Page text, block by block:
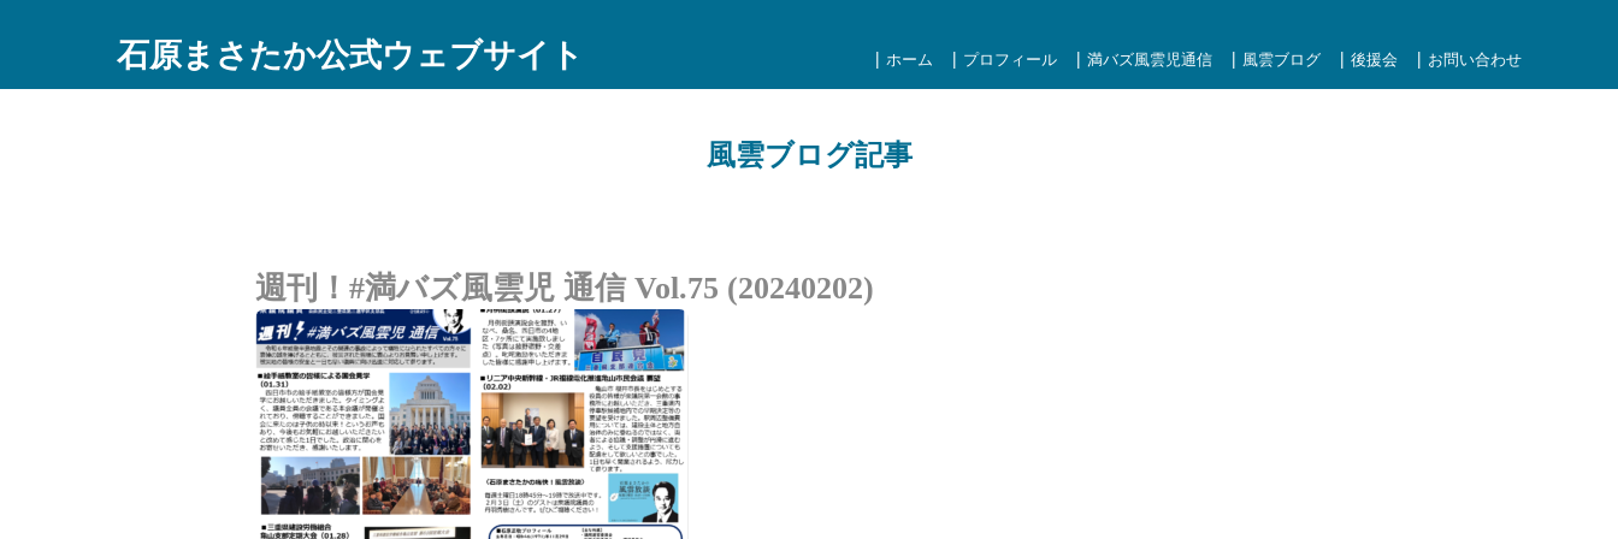
石原まさたか公式ウェブサイト ホーム プロフィール 満バズ風雲児通信 風雲ブログ 後援会 お問い合わせ
風雲ブログ記事
週刊！#満バズ風雲児 通信 Vol.75 (20240202)